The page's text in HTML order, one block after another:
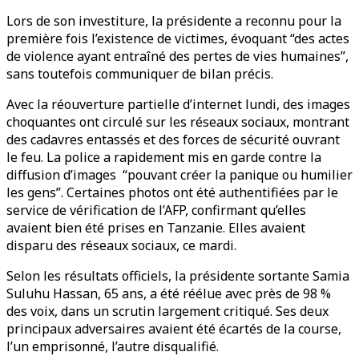
Lors de son investiture, la présidente a reconnu pour la
première fois l’existence de victimes, évoquant “des actes
de violence ayant entraîné des pertes de vies humaines”,
sans toutefois communiquer de bilan précis.
Avec la réouverture partielle d’internet lundi, des images
choquantes ont circulé sur les réseaux sociaux, montrant
des cadavres entassés et des forces de sécurité ouvrant
le feu. La police a rapidement mis en garde contre la
diffusion d’images “pouvant créer la panique ou humilier
les gens”. Certaines photos ont été authentifiées par le
service de vérification de l’AFP, confirmant qu’elles
avaient bien été prises en Tanzanie. Elles avaient
disparu des réseaux sociaux, ce mardi.
Selon les résultats officiels, la présidente sortante Samia
Suluhu Hassan, 65 ans, a été réélue avec près de 98 %
des voix, dans un scrutin largement critiqué. Ses deux
principaux adversaires avaient été écartés de la course,
l’un emprisonné, l’autre disqualifié.